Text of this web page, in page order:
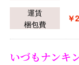
運賃
梱包費
￥
いづもナンキ